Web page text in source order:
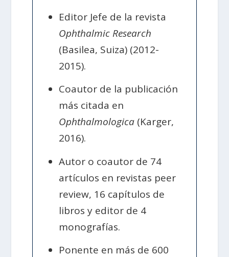
Editor Jefe de la revista
Ophthalmic Research
(Basilea, Suiza) (2012-
2015).
Coautor de la publicación
más citada en
Ophthalmologica (Karger,
2016).
Autor o coautor de 74
artículos en revistas peer
review, 16 capítulos de
libros y editor de 4
monografías.
Ponente en más de 600